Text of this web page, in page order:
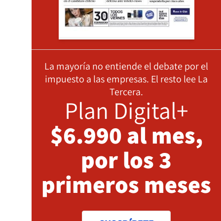
La mayoría no entiende el debate por el
impuesto a las empresas. El resto lee La
Tercera.
Plan Digital+
$6.990 al mes,
por los 3
primeros meses